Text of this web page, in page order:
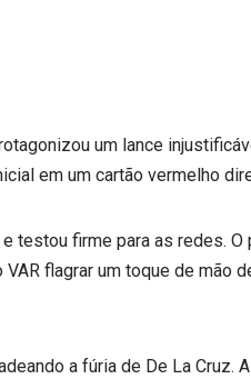
um lance
em um cartão vermelho
testou firme para as redes. O
flagrar um toque de mão
a fúria de De La Cruz.